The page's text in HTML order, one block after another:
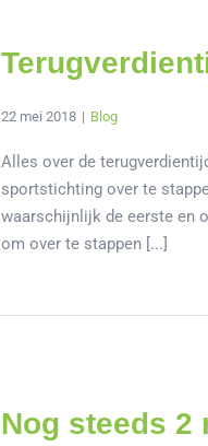
22 mei 2018 | Blog
Alles over de
sportstichting over te
waarschijnlijk de eerste en
om over te stappen [...]
Nog steeds 2